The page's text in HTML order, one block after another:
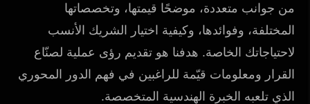
من جوانب متعددة، موضحًا قيمتها، وتخصصاتها
المختلفة، وفوائدها، وكيفية اختيار الشريك الأنسب
لاحتياجاتك الخاصة. هدفنا هو تقديم رؤى عملية لصنّاع
القرار ومعلومات قيّمة للراغبين في فهم الدور المحوري
الذي تلعبه الخبرة الهندسية المتخصصة.